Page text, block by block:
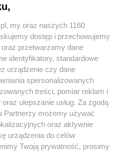
regulamin korzystania z portali
Skontakuj sięz nami
Kontakt
Wydawca
Redakcja
my oraz naszych 1160
dostęp i przechowujemy
przetwarzamy dane
identyfikatory, standardowe
urządzenie czy dane
spersonalizowanych
treści, pomiar reklam i
ulepszanie usług. Za zgodą
Partnerzy możemy używać
oraz aktywnie
urządzenia do celów
Twoją prywatność, prosimy